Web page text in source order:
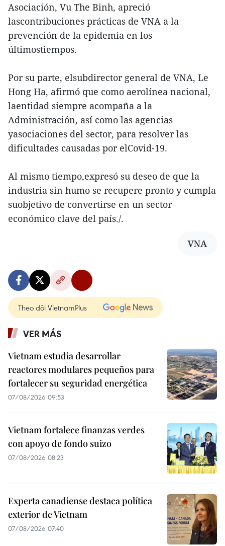
Asociación, Vu The Binh, apreció
lascontribuciones prácticas de VNA a la
prevención de la epidemia en los
últimostiempos.
Por su parte, elsubdirector general de VNA, Le
Hong Ha, afirmó que como aerolínea nacional,
laentidad siempre acompaña a la
Administración, así como las agencias
yasociaciones del sector, para resolver las
dificultades causadas por elCovid-19.
Al mismo tiempo,expresó su deseo de que la
industria sin humo se recupere pronto y cumpla
suobjetivo de convertirse en un sector
económico clave del país./.
VNA
Theo dõi VietnamPlus
VER MÁS
Vietnam estudia desarrollar
reactores modulares pequeños para
fortalecer su seguridad energética
07/08/2026 09:53
Vietnam fortalece finanzas verdes
con apoyo de fondo suizo
07/08/2026 08:23
Experta canadiense destaca política
exterior de Vietnam
07/08/2026 07:40